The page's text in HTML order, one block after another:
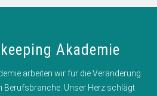
Akademie
arbeiten wir für die Veränderung
Berufsbranche. Unser Herz schlägt